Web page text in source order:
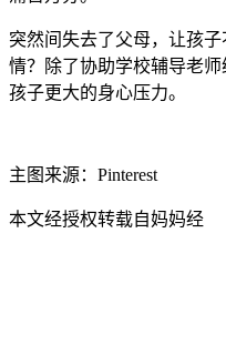
突然间失去了父母，让孩
情？除了协助学校辅导老
孩子更大的身心压力。
主图来源：Pinterest
本文经授权转载自妈妈经